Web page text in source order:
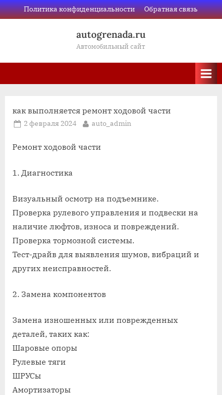
Skip
to
Политика конфиденциальности Обратная связь
autogrenada.ru
Автомобильный сайт
как выполняется ремонт ходовой части
Posted
2 февраля 2024 By
auto_admin
Ремонт ходовой части
1. Диагностика
Визуальный осмотр на подъемнике.
Проверка рулевого управления и подвески на
наличие люфтов, износа и повреждений.
Проверка тормозной системы.
Тест-драйв для выявления шумов, вибраций и
других неисправностей.
2. Замена компонентов
Замена изношенных или поврежденных
деталей, таких как:
Шаровые опоры
Рулевые тяги
ШРУСы
Амортизаторы